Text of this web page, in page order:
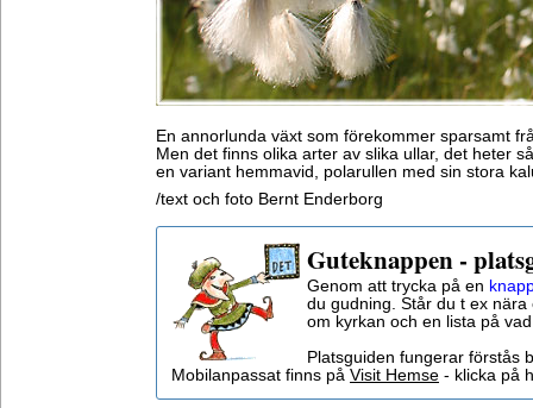
En annorlunda växt som förekommer sparsamt
Men det finns olika arter av slika ullar, det heter
en variant hemmavid, polarullen med sin stora
/text och foto Bernt Enderborg
Guteknappen -
Genom att trycka på en
du gudning. Står du t ex
om kyrkan och en lista på
Platsguiden fungerar förstås
Mobilanpassat finns på Visit Hemse - klicka på